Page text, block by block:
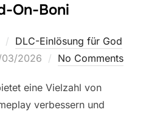
On-Boni
DLC-Einlösung für God
03/2026 No Comments
eine Vielzahl von
verbessern und